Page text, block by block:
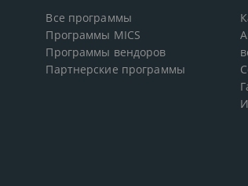
Все программы
Программы MICS
Программы вендоров
Партнерские программы